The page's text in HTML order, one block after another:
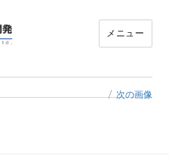
メニュー
次の画像